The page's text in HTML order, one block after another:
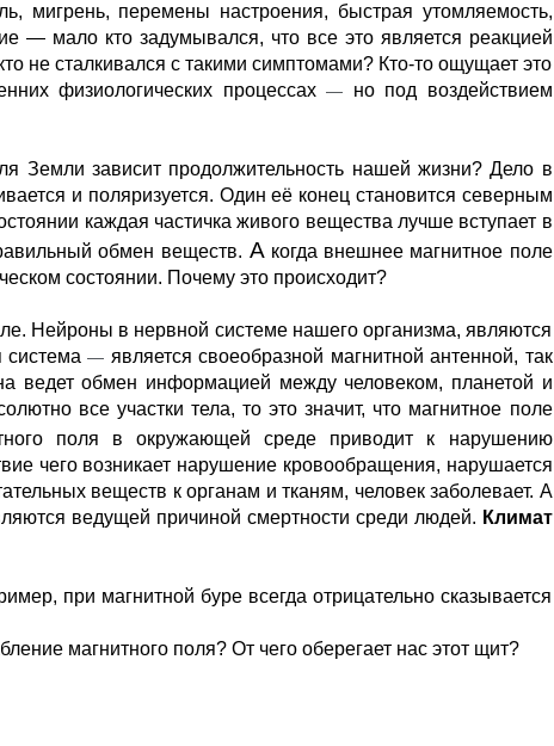
мигрень, перемены настроения, быстрая утомляемость,
— мало кто задумывался, что все это является реакцией
не сталкивался с такими симптомами? Кто-то ощущает это
физиологических процессах — но под воздействием
Земли зависит продолжительность нашей жизни? Дело в
и поляризуется. Один её конец становится северным
каждая частичка живого вещества лучше вступает в
обмен веществ. А когда внешнее магнитное поле
состоянии. Почему это происходит?
Нейроны в нервной системе нашего организма, являются
система — является своеобразной магнитной антенной, так
ведет обмен информацией между человеком, планетой и
все участки тела, то это значит, что магнитное поле
поля в окружающей среде приводит к нарушению
чего возникает нарушение кровообращения, нарушается
веществ к органам и тканям, человек заболевает. А
ведущей причиной смертности среди людей. Климат
при магнитной буре всегда отрицательно сказывается
магнитного поля? От чего оберегает нас этот щит?